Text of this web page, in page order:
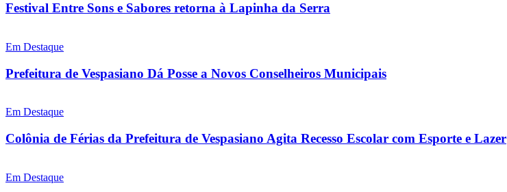
Festival Entre Sons e Sabores retorna à Lapinha da Serra
Em Destaque
Prefeitura de Vespasiano Dá Posse a Novos Conselheiros Municipais
Em Destaque
Colônia de Férias da Prefeitura de Vespasiano Agita Recesso Escolar com Esporte e Lazer
Em Destaque